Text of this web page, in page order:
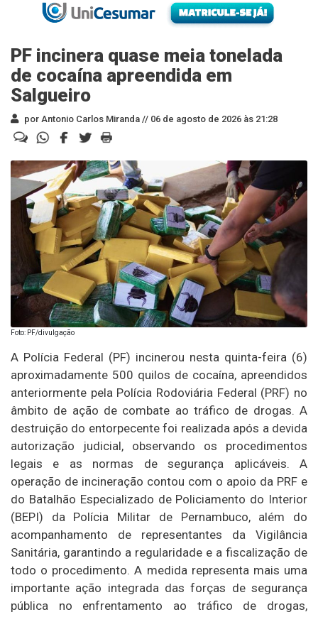
PF incinera quase meia tonelada
de cocaína apreendida em
Salgueiro
por Antonio Carlos Miranda // 06 de agosto de 2026 às 21:28
Foto: PF/divulgação
A Polícia Federal (PF) incinerou nesta quinta-feira (6)
aproximadamente 500 quilos de cocaína, apreendidos
anteriormente pela Polícia Rodoviária Federal (PRF) no
âmbito de ação de combate ao tráfico de drogas. A
destruição do entorpecente foi realizada após a devida
autorização judicial, observando os procedimentos
legais e as normas de segurança aplicáveis. A
operação de incineração contou com o apoio da PRF e
do Batalhão Especializado de Policiamento do Interior
(BEPI) da Polícia Militar de Pernambuco, além do
acompanhamento de representantes da Vigilância
Sanitária, garantindo a regularidade e a fiscalização de
todo o procedimento. A medida representa mais uma
importante ação integrada das forças de segurança
pública no enfrentamento ao tráfico de drogas,